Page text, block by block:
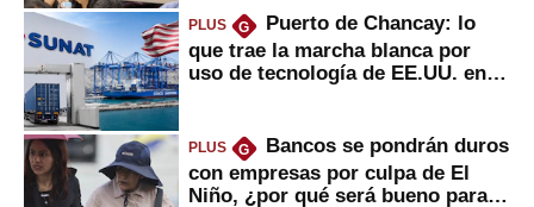
PLUS G
Puerto de Chancay: lo
que trae la marcha blanca por
uso de tecnología de EE.UU. en
PLUS G
Bancos se pondrán duros
con empresas por culpa de El
Niño, ¿por qué será bueno para